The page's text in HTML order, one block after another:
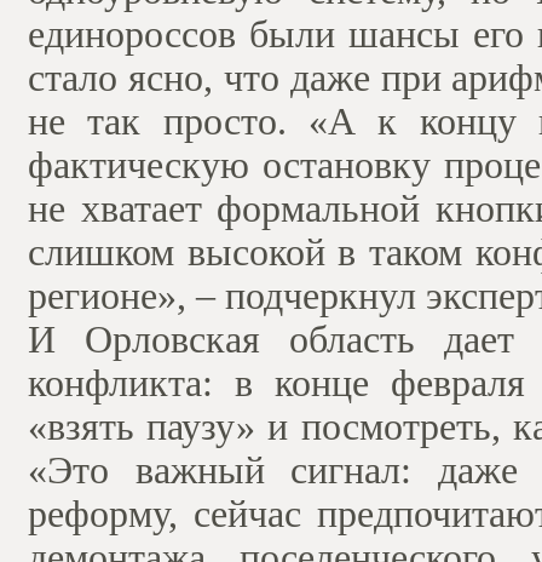
единороссов были шансы его
стало ясно, что даже при
не так просто. «А к концу
фактическую остановку
не хватает формальной
слишком высокой в таком
регионе», – подчеркнул
И Орловская область
конфликта: в конце
«взять паузу» и посмотреть,
«Это важный сигнал: даже
реформу, сейчас